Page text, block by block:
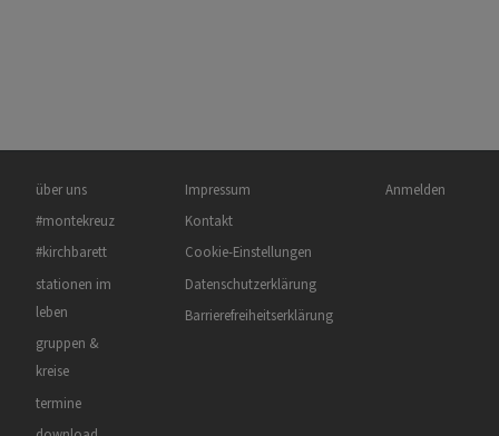
Hauptnavigation
über uns
#montekreuz
#kirchbarett
stationen im
leben
gruppen &
kreise
termine
Fußbereichsmenü
Impressum
Kontakt
Cookie-Einstellungen
Datenschutzerklärung
Barrierefreiheitserklärung
Benutzermenü
Anmelden